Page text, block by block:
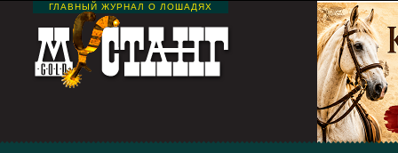
ГЛАВНЫЙ ЖУРНАЛ О ЛОШАДЯХ